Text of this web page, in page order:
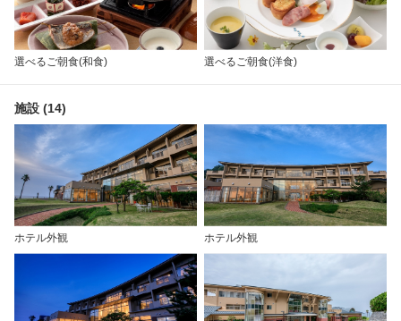
選べるご朝食(和食) 選べるご朝食(洋食)
施設 (14)
ホテル外観 ホテル外観